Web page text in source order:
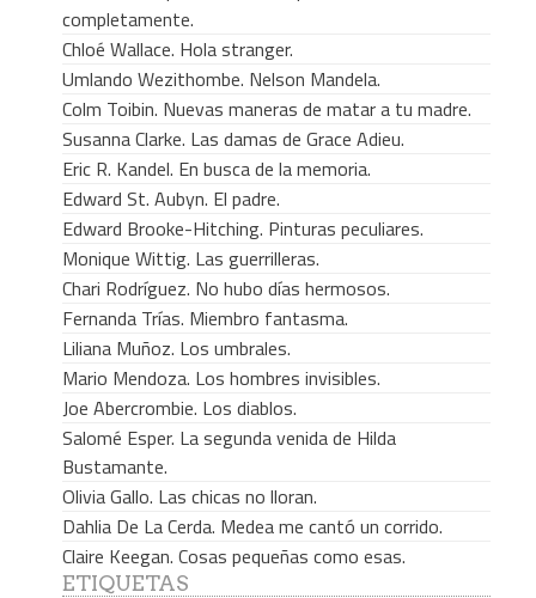
completamente.
Chloé Wallace. Hola stranger.
Umlando Wezithombe. Nelson Mandela.
Colm Toibin. Nuevas maneras de matar a tu madre.
Susanna Clarke. Las damas de Grace Adieu.
Eric R. Kandel. En busca de la memoria.
Edward St. Aubyn. El padre.
Edward Brooke-Hitching. Pinturas peculiares.
Monique Wittig. Las guerrilleras.
Chari Rodríguez. No hubo días hermosos.
Fernanda Trías. Miembro fantasma.
Liliana Muñoz. Los umbrales.
Mario Mendoza. Los hombres invisibles.
Joe Abercrombie. Los diablos.
Salomé Esper. La segunda venida de Hilda
Bustamante.
Olivia Gallo. Las chicas no lloran.
Dahlia De La Cerda. Medea me cantó un corrido.
Claire Keegan. Cosas pequeñas como esas.
ETIQUETAS